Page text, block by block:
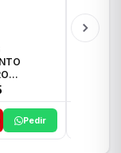
ACB M
Pedir